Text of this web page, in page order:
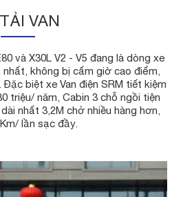
VAN
và X30L V2 - V5 đang là dòng xe
không bị cấm giờ cao điểm,
biệt xe Van điện SRM tiết kiệm
triệu/ năm, Cabin 3 chỗ ngồi tiện
nhất 3,2M chở nhiều hàng hơn,
lần sạc đầy.